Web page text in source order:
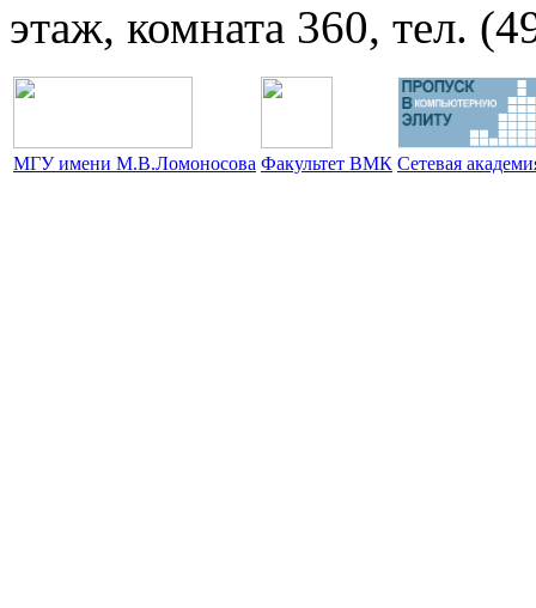
этаж, комната 360, тел.
МГУ имени М.В.Ломоносова Факультет ВМК Сетевая